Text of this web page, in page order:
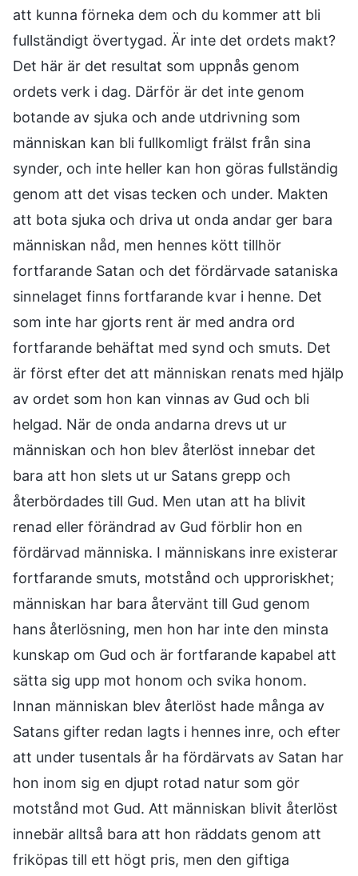
att kunna förneka dem och du kommer att bli
fullständigt övertygad. Är inte det ordets makt?
Det här är det resultat som uppnås genom
ordets verk i dag. Därför är det inte genom
botande av sjuka och ande utdrivning som
människan kan bli fullkomligt frälst från sina
synder, och inte heller kan hon göras fullständig
genom att det visas tecken och under. Makten
att bota sjuka och driva ut onda andar ger bara
människan nåd, men hennes kött tillhör
fortfarande Satan och det fördärvade sataniska
sinnelaget finns fortfarande kvar i henne. Det
som inte har gjorts rent är med andra ord
fortfarande behäftat med synd och smuts. Det
är först efter det att människan renats med hjälp
av ordet som hon kan vinnas av Gud och bli
helgad. När de onda andarna drevs ut ur
människan och hon blev återlöst innebar det
bara att hon slets ut ur Satans grepp och
återbördades till Gud. Men utan att ha blivit
renad eller förändrad av Gud förblir hon en
fördärvad människa. I människans inre existerar
fortfarande smuts, motstånd och upproriskhet;
människan har bara återvänt till Gud genom
hans återlösning, men hon har inte den minsta
kunskap om Gud och är fortfarande kapabel att
sätta sig upp mot honom och svika honom.
Innan människan blev återlöst hade många av
Satans gifter redan lagts i hennes inre, och efter
att under tusentals år ha fördärvats av Satan har
hon inom sig en djupt rotad natur som gör
motstånd mot Gud. Att människan blivit återlöst
innebär alltså bara att hon räddats genom att
friköpas till ett högt pris, men den giftiga